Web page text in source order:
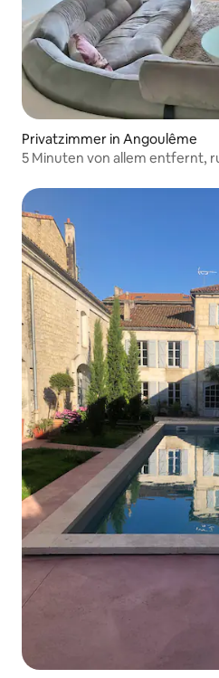
Privatzimmer in Angoulême
5 Minuten von allem entfernt,